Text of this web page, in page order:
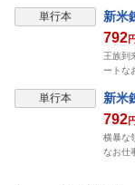
単行本 新米
792円
王族到
ートな
単行本 新米
792円
横暴な
なお仕